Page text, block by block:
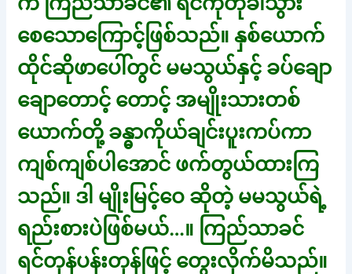
စေသောကြောင့်ဖြစ်သည်။ နှစ်ယောက်
ထိုင်ဆိုဖာပေါ်တွင် မမသွယ်နှင့် ခပ်ချော
ချောတောင့် တောင့် အမျိုးသားတစ်
ယောက်တို့ ခန္ဓာကိုယ်ချင်းပူးကပ်ကာ
ကျစ်ကျစ်ပါအောင် ဖက်တွယ်ထားကြ
သည်။ ဒါ မျိုးမြင့်ဝေ ဆိုတဲ့ မမသွယ်ရဲ့
ရည်းစားပဲဖြစ်မယ်…။ ကြည်သာခင်
ရင်တုန်ပန်းတုန်ဖြင့် တွေးလိုက်မိသည်။